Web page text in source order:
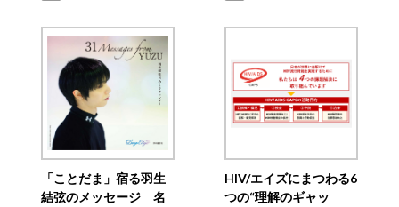
「ことだま」宿る羽生
結弦のメッセージ 名
HIV/エイズにまつわる6
つの“理解のギャッ